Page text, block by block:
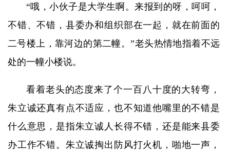
“哦，小伙子是大学生啊。来报到的呀，呵呵，
不错、不错，县委办和组织部在一起，就在前面的
二号楼上，靠河边的第二幢。”老头热情地指着不远
处的一幢小楼说。
看着老头的态度来了个一百八十度的大转弯，
朱立诚还真有点不适应，也不知道他嘴里的不错是
什么意思，是指朱立诚人长得不错，还是能来县委
办工作不错。朱立诚掏出防风打火机，啪地一声，